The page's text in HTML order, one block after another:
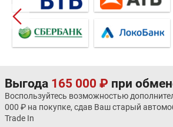
Выгода 165 000 ₽ при
Воспользуйтесь возможностью
000 ₽ на покупке, сдав Ваш старый
Trade In